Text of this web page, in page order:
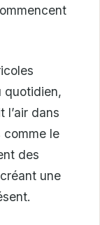
quotidien,
l’air dans
comme le
des
une